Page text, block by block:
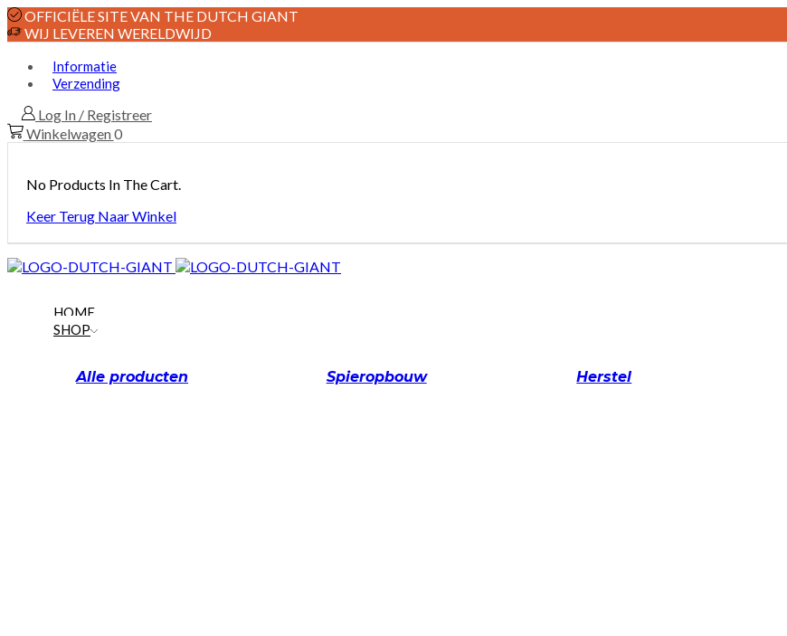
OFFICIËLE SITE VAN THE DUTCH GIANT
WIJ LEVEREN WERELDWIJD
Informatie
Verzending
Log In / Registreer
Winkelwagen0
No Products In The Cart.
Keer Terug Naar Winkel
HOME
SHOP
Alle producten Spieropbouw Herstel